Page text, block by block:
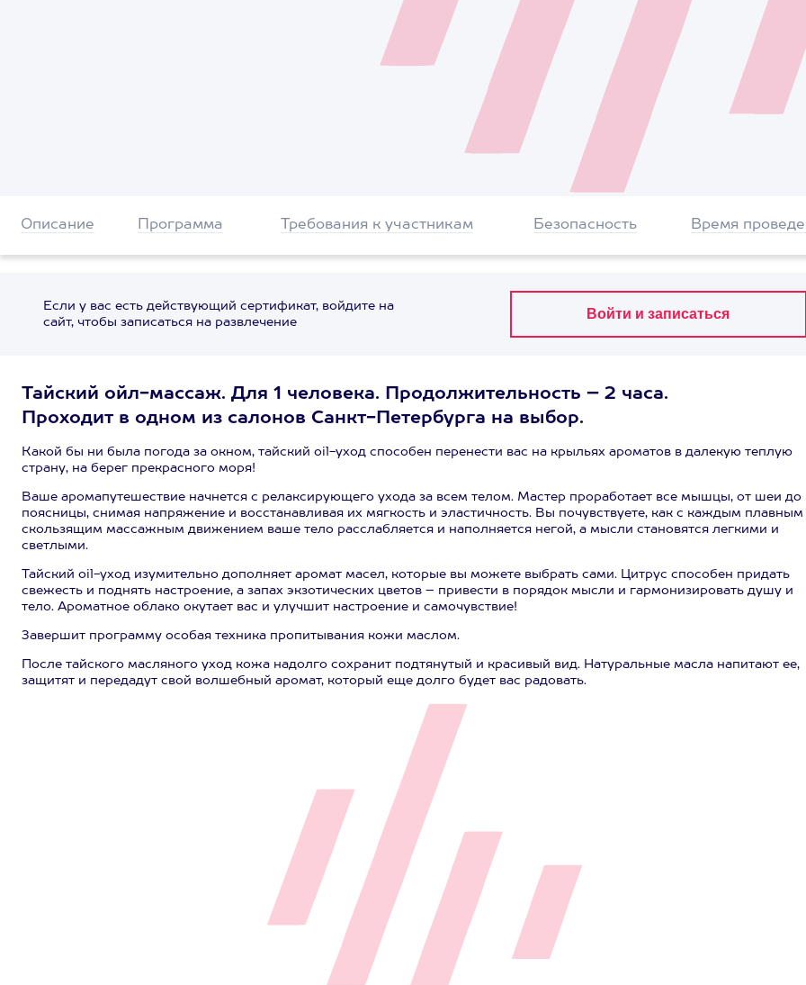
Описание Программа Требования к участникам Безопасность Время
Если у вас есть действующий сертификат, войдите на
сайт, чтобы записаться на развлечение
Тайский ойл-массаж. Для 1 человека. Продолжительность – 2 часа.
Проходит в одном из салонов Санкт-Петербурга на выбор.
Какой бы ни была погода за окном, тайский oil-уход способен перенести вас на крыльях ароматов в далекую теплую
страну, на берег прекрасного моря!
Ваше аромапутешествие начнется с релаксирующего ухода за всем телом. Мастер проработает все мышцы, от шеи до
поясницы, снимая напряжение и восстанавливая их мягкость и эластичность. Вы почувствуете, как с каждым плавным
скользящим массажным движением ваше тело расслабляется и наполняется негой, а мысли становятся легкими и
светлыми.
Тайский oil-уход изумительно дополняет аромат масел, которые вы можете выбрать сами. Цитрус способен придать
свежесть и поднять настроение, а запах экзотических цветов – привести в порядок мысли и гармонизировать душу и
тело. Ароматное облако окутает вас и улучшит настроение и самочувствие!
Завершит программу особая техника пропитывания кожи маслом.
После тайского масляного уход кожа надолго сохранит подтянутый и красивый вид. Натуральные масла напитают ее,
защитят и передадут свой волшебный аромат, который еще долго будет вас радовать.